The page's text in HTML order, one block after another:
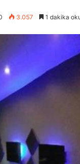
3.057 1 dakika